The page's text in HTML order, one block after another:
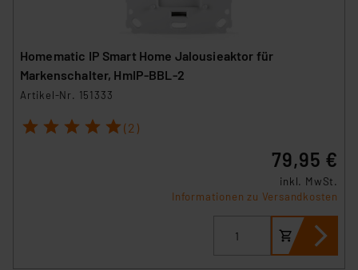
Homematic IP Smart Home Jalousieaktor für
Markenschalter, HmIP-BBL-2
Artikel-Nr. 151333
1 2 3 4 5 (2)
79,95 €
inkl. MwSt.
Informationen zu Versandkosten